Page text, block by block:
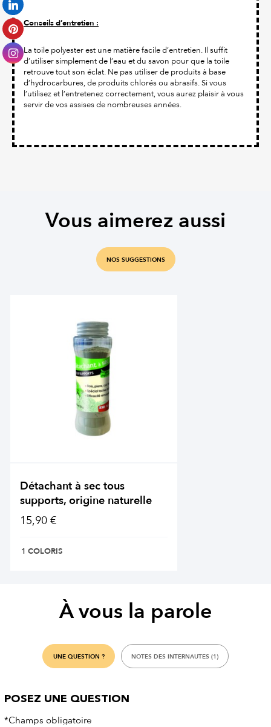
Conseils d’entretien :
La toile polyester est une matière facile d’entretien. Il suffit
d’utiliser simplement de l’eau et du savon pour que la toile
retrouve tout son éclat. Ne pas utiliser de produits à base
d’hydrocarbures, de produits chlorés ou abrasifs. Si vous
l’utilisez et l’entretenez correctement, vous aurez plaisir à vous
servir de vos assises de nombreuses années.
Vous aimerez aussi
NOS SUGGESTIONS
Détachant à sec tous
supports, origine naturelle
15,90 €
1 COLORIS
À vous la parole
UNE QUESTION ? NOTES DES INTERNAUTES (1)
POSEZ UNE QUESTION
*Champs obligatoire